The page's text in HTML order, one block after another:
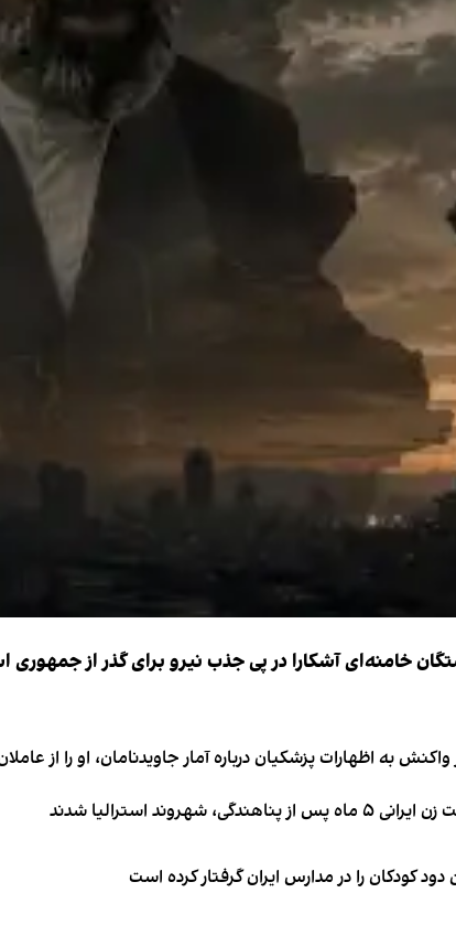
خامنه‌ای آشکارا در پی جذب نیرو برای گذر از
به اظهارات پزشکیان درباره آمار جاویدنامان، او را از
شهروند استرالیا شدند
دود کودکان را در مدارس ایران گرفتار کرده است